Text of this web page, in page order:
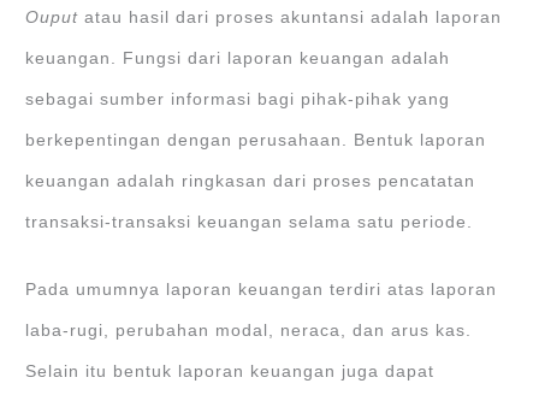
Ouput atau hasil dari proses akuntansi adalah laporan
keuangan. Fungsi dari laporan keuangan adalah
sebagai sumber informasi bagi pihak-pihak yang
berkepentingan dengan perusahaan. Bentuk laporan
keuangan adalah ringkasan dari proses pencatatan
transaksi-transaksi keuangan selama satu periode.
Pada umumnya laporan keuangan terdiri atas laporan
laba-rugi, perubahan modal, neraca, dan arus kas.
Selain itu bentuk laporan keuangan juga dapat